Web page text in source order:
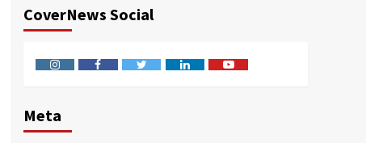
CoverNews Social
InstagramFacebookTwitter LinkedinYoutube
Meta